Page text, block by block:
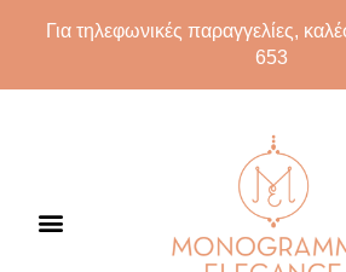
Για τηλεφωνικές παραγγελίες,
653